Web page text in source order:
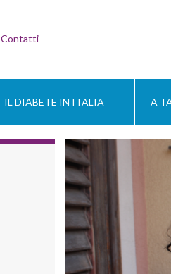
Contatti
IL DIABETE IN ITALIA A